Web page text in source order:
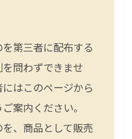
第三者に配布する
問わずできませ
はこのページから
案内ください。
、商品として販売